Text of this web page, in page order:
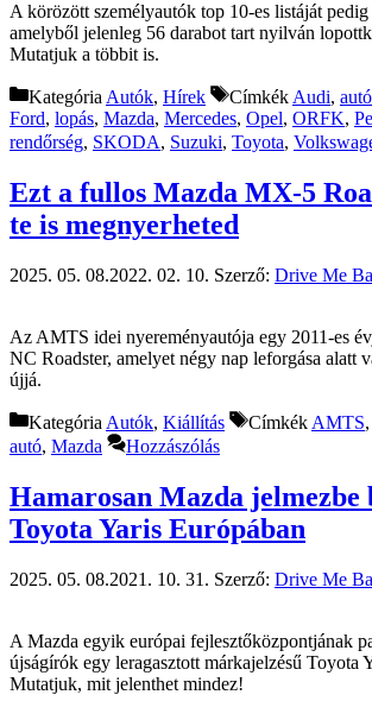
A körözött személyautók top 10-es listáját
amelyből jelenleg 56 darabot tart nyilván
Mutatjuk a többit is.
Kategória Autók, Hírek Címkék Audi,
Ford, lopás, Mazda, Mercedes, Opel, ORFK,
rendőrség, SKODA, Suzuki, Toyota,
Ezt a fullos Mazda MX-5
te is megnyerheted
2025. 05. 08.2022. 02. 10. Szerző: Drive Me
Az AMTS idei nyereményautója egy 2011-es
NC Roadster, amelyet négy nap leforgása alatt
újjá.
Kategória Autók, Kiállítás Címkék AMTS,
autó, Mazda Hozzászólás
Hamarosan Mazda jelmezbe
Toyota Yaris Európában
2025. 05. 08.2021. 10. 31. Szerző: Drive Me
A Mazda egyik európai fejlesztőközpontjának
újságírók egy leragasztott márkajelzésű Toyota
Mutatjuk, mit jelenthet mindez!